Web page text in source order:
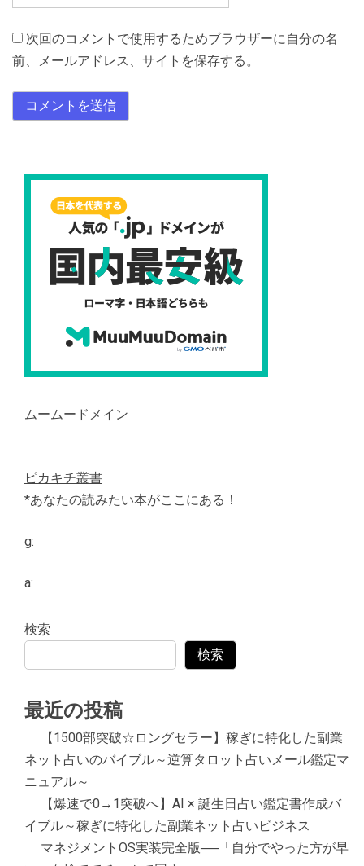
次回のコメントで使用するためブラウザーに自分の名
前、メールアドレス、サイトを保存する。
ムームードメイン
ピカキチ叢書
*あなたの読みたい本がここにある！
g:
a:
検索
検索
最近の投稿
【1500部突破☆ロングセラー】稼ぎに特化した副業
ネット占いのバイブル～逆算タロット占いメール鑑定マ
ニュアル～
【爆速で0→1突破へ】AI × 誕生日占い鑑定書作成バ
イブル～稼ぎに特化した副業ネット占いビジネス
マネジメントOS実装完全版──「自分でやった方が早